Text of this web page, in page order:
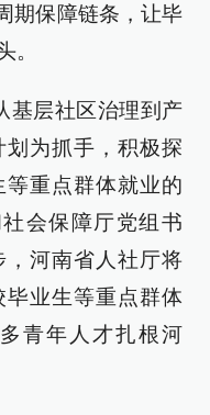
期保障链条，让毕
。
基层社区治理到产
为抓手，积极探
重点群体就业的
会保障厅党组书
河南省人社厅将
业生等重点群体
青年人才扎根河